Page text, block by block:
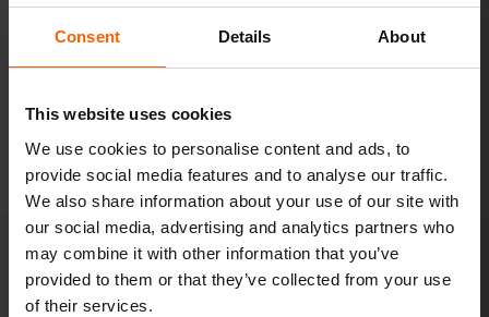
Consent Details About
This website uses cookies
We use cookies to personalise content and ads, to
provide social media features and to analyse our traffic.
We also share information about your use of our site with
our social media, advertising and analytics partners who
may combine it with other information that you’ve
provided to them or that they’ve collected from your use
of their services.
패키지 보기
모든 수치는 참고용입니다. 실제 사용량은 기기, 앱 설정, 사용 습관에 따
활성화